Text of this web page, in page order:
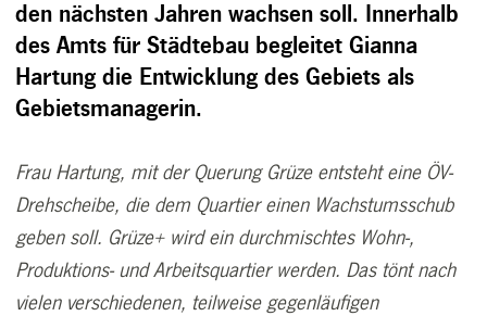
den nächsten Jahren wachsen soll. Innerhalb
des Amts für Städtebau begleitet Gianna
Hartung die Entwicklung des Gebiets als
Gebietsmanagerin.
Frau Hartung, mit der Querung Grüze entsteht eine ÖV-
Drehscheibe, die dem Quartier einen Wachstumsschub
geben soll. Grüze+ wird ein durchmischtes Wohn-,
Produktions- und Arbeitsquartier werden. Das tönt nach
vielen verschiedenen, teilweise gegenläufigen